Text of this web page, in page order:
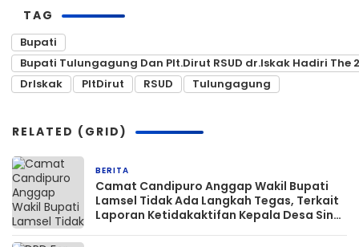
TAG
Bupati
Bupati Tulungagung Dan Plt.Dirut RSUD dr.Iskak Hadiri
DrIskak
PltDirut RSUD Tulungagung
RELATED (GRID)
BERITA
Camat Candipuro Anggap Wakil Bupati
Lamsel Tidak Ada Langkah Tegas, Terkait
Laporan Ketidakaktifan Kepala Desa Sinar